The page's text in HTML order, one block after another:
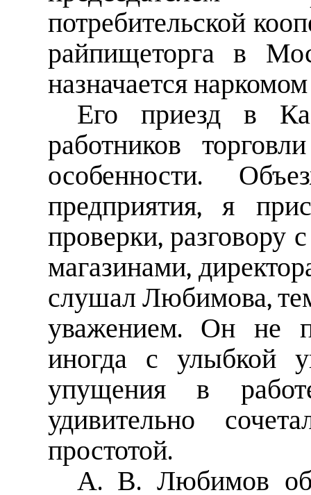
потребительской
райпищеторга в
назначается
Его приезд в
работников
особенности.
предприятия, я
проверки, разговору
магазинами,
слушал Любимова,
уважением. Он не
иногда с улыбкой
упущения в
удивительно
простотой.
А. В. Любимов